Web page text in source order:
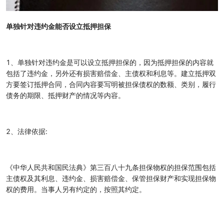
单独针对违约金能否设立抵押担保
1、单独针对违约金是可以设立抵押担保的，因为抵押担保的内容就
包括了违约金，另外还有损害赔偿金、主债权和利息等。建立抵押双
方要签订抵押合同，合同内容要写明被担保债权的数额、类别，履行
债务的期限、抵押财产的情况等内容。
2、法律依据:
《中华人民共和国民法典》第三百八十九条担保物权的担保范围包括
主债权及其利息、违约金、损害赔偿金、保管担保财产和实现担保物
权的费用。当事人另有约定的，按照其约定。